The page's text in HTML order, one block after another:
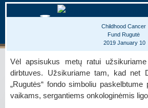
Childhood Cancer
Fund Rugutė
2019 January 10
Vėl apsisukus metų ratui
dirbtuves. Užsikuriame tam, kad net
„Rugutės“ fondo simboliu
vaikams, sergantiems onkologinėmis